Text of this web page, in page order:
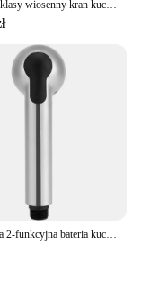
Wysokiej klasy wiosenny kran kuchenny z mosiądzu luksusowy czarny kran do zlewu kuchennego 360 ° obrotowa bateria bateria do zlewu akcesoriów kuchennych
Wyciągana 2-funkcyjna bateria kuchenna Zapasowy kran Wyciągana głowica prysznicowa z natryskiem Akcesoria kuchenne